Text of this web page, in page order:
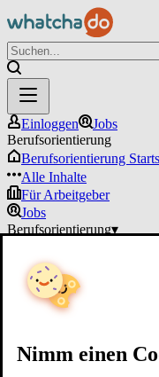
Nimm einen
Einloggen
Jobs
Berufsorientierung
Berufsorientierung
Alle Inhalte
Für Arbeitgeber
Jobs
Berufsorientierung▾